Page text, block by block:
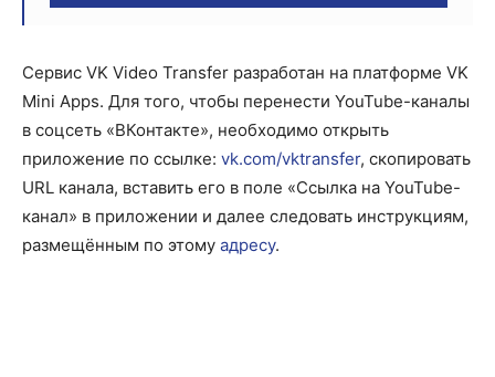
Сервис VK Video Transfer разработан на платформе VK
Mini Apps. Для того, чтобы перенести YouTube-каналы
в соцсеть «ВКонтакте», необходимо открыть
приложение по ссылке: vk.com/vktransfer, скопировать
URL канала, вставить его в поле «Ссылка на YouTube-
канал» в приложении и далее следовать инструкциям,
размещённым по этому адресу.